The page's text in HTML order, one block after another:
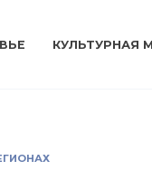
КУЛЬТУРНАЯ